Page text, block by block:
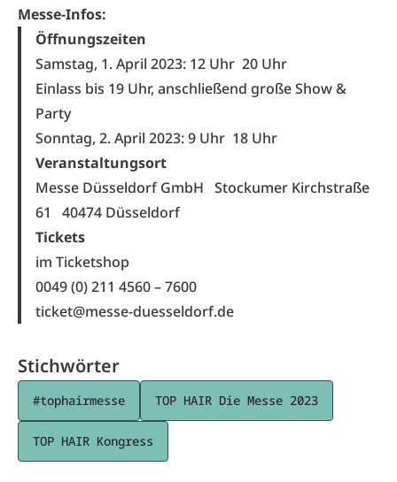
Messe-Infos:
Öffnungszeiten
Samstag, 1. April 2023: 12 Uhr 20 Uhr
Einlass bis 19 Uhr, anschließend große Show &
Party
Sonntag, 2. April 2023: 9 Uhr 18 Uhr
Veranstaltungsort
Messe Düsseldorf GmbH Stockumer Kirchstraße
61 40474 Düsseldorf
Tickets
im Ticketshop
0049 (0) 211 4560 – 7600
ticket@messe-duesseldorf.de
Stichwörter
#tophairmesse TOP HAIR Die Messe 2023
TOP HAIR Kongress